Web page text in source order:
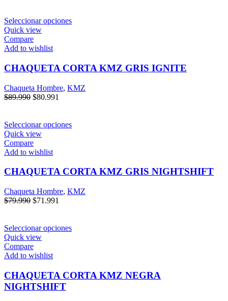
Seleccionar opciones
Quick view
Compare
Add to wishlist
CHAQUETA CORTA KMZ GRIS IGNITE
Chaqueta Hombre, KMZ
$89.990 $80.991
Seleccionar opciones
Quick view
Compare
Add to wishlist
CHAQUETA CORTA KMZ GRIS NIGHTSHIFT
Chaqueta Hombre, KMZ
$79.990 $71.991
Seleccionar opciones
Quick view
Compare
Add to wishlist
CHAQUETA CORTA KMZ NEGRA
NIGHTSHIFT